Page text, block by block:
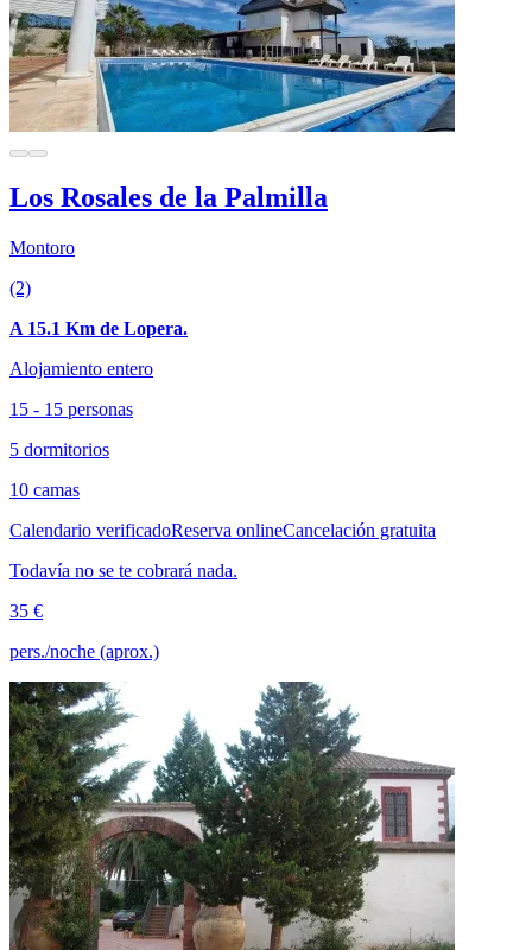
Los Rosales de la Palmilla
Montoro
(2)
A 15.1 Km de Lopera.
Alojamiento entero
15 - 15 personas
5 dormitorios
10 camas
Calendario verificadoReserva onlineCancelación gratuita
Todavía no se te cobrará nada.
35 €
pers./noche (aprox.)